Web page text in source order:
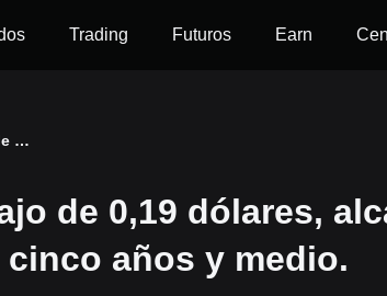
Trading Futuros Earn
ADA cayó por debajo de 0,19 dólares, alcanzando un mínimo de casi cinco años y medio.
de 0,19 dólares,
años y medio.